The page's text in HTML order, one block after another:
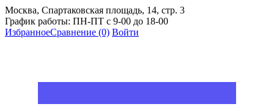
Москва, Спартаковская площадь, 14, стр. 3
График работы: ПН-ПТ с 9-00 до 18-00
ИзбранноеСравнение (0) Войти